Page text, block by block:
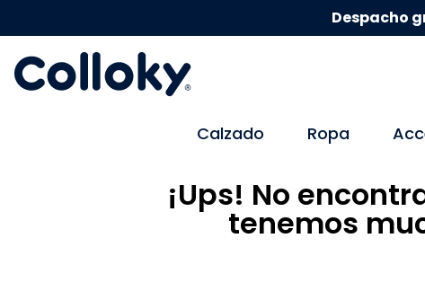
Despacho
Calzado Ropa
¡Ups! No
tenemos